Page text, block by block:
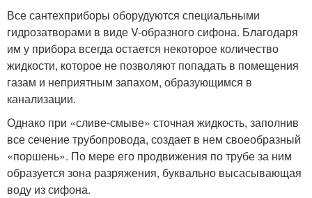
Все сантехприборы оборудуются специальными
гидрозатворами в виде V-образного сифона. Благодаря
им у прибора всегда остается некоторое количество
жидкости, которое не позволяют попадать в помещения
газам и неприятным запахом, образующимся в
канализации.
Однако при «сливе-смыве» сточная жидкость, заполнив
все сечение трубопровода, создает в нем своеобразный
«поршень». По мере его продвижения по трубе за ним
образуется зона разряжения, буквально высасывающая
воду из сифона.